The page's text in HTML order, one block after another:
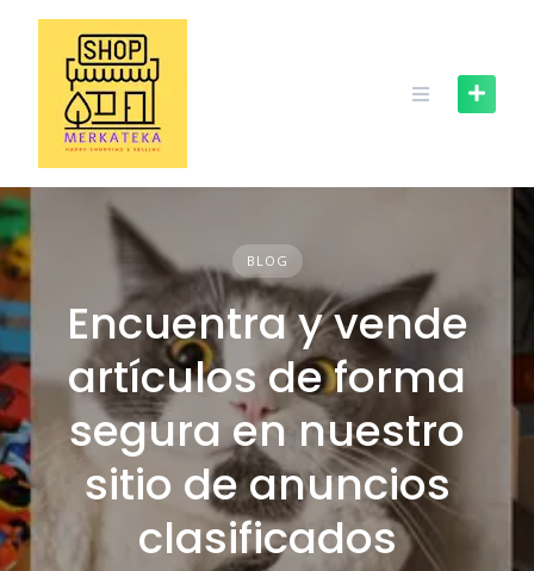
BLOG
Encuentra y vende
artículos de forma
segura en nuestro
sitio de anuncios
clasificados